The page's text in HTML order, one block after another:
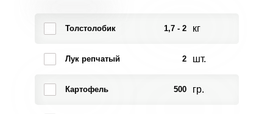
Толстолобик 1,7 - 2 кг
Лук репчатый 2 шт.
Картофель 500 гр.